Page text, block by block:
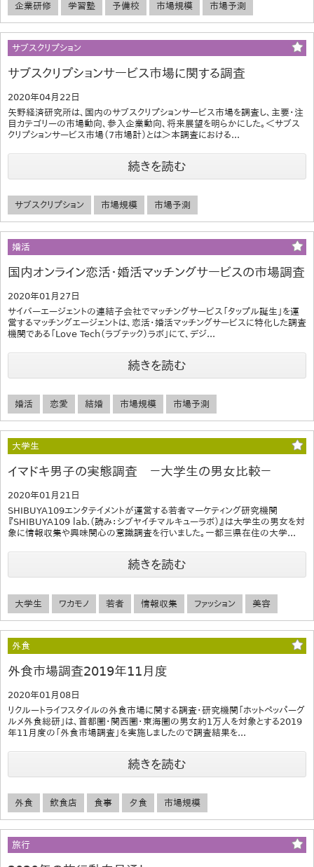
企業研修 学習塾 予備校 市場規模 市場予測
サブスクリプション
サブスクリプションサービス市場に関する調査
2020年04月22日
矢野経済研究所は、国内のサブスクリプションサービス市場を調査し、主要・注
目カテゴリーの市場動向、参入企業動向、将来展望を明らかにした。＜サブス
クリプションサービス市場（7市場計）とは＞本調査における...
続きを読む
サブスクリプション 市場規模 市場予測
婚活
国内オンライン恋活・婚活マッチングサービスの市場調査
2020年01月27日
サイバーエージェントの連結子会社でマッチングサービス「タップル誕生」を運
営するマッチングエージェントは、恋活・婚活マッチングサービスに特化した調査
機関である「Love Tech（ラブテック）ラボ」にて、デジ...
続きを読む
婚活 恋愛 結婚 市場規模 市場予測
大学生
イマドキ男子の実態調査 －大学生の男女比較－
2020年01月21日
SHIBUYA109エンタテイメントが運営する若者マーケティング研究機関
『SHIBUYA109 lab.（読み：シブヤイチマルキューラボ）』は大学生の男女を対
象に情報収集や興味関心の意識調査を行いました。一都三県在住の大学...
続きを読む
大学生 ワカモノ 若者 情報収集 ファッション 美容
外食
外食市場調査2019年11月度
2020年01月08日
リクルートライフスタイルの外食市場に関する調査・研究機関「ホットペッパーグ
ルメ外食総研」は、首都圏・関西圏・東海圏の男女約1万人を対象とする2019
年11月度の「外食市場調査」を実施しましたので調査結果を...
続きを読む
外食 飲食店 食事 夕食 市場規模
旅行